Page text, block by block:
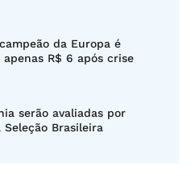
da Europa é
R$ 6 após crise
serão avaliadas por
Brasileira